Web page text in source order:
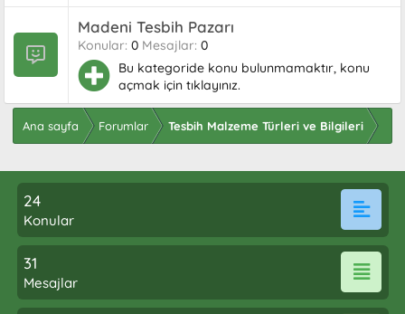
Madeni Tesbih Pazarı
Konular 0 Mesajlar 0
Bu kategoride konu bulunmamaktır, konu
açmak için tıklayınız.
Ana sayfa Forumlar Tesbih Malzeme Türleri ve Bilgileri
24
Konular
31
Mesajlar